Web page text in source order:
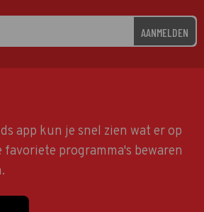
AANMELDEN
app kun je snel zien wat er op
favoriete programma's bewaren